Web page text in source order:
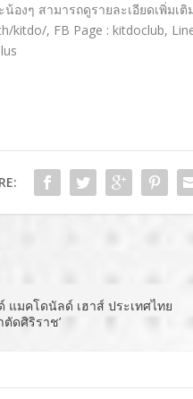
งๆ สามารถดูรายละเอียดเพิ่มเติ
kitdo/, FB Page : kitdoclub,
มคโดนัลด์ เฮาส์ ประเทศไทย
ดศิริราช’